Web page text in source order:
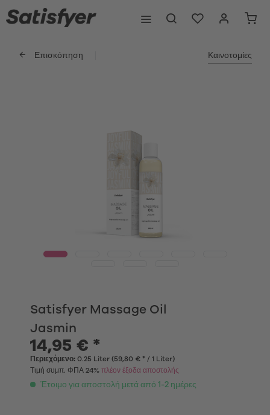
Επισκόπηση Καινοτομίες
Satisfyer Massage Oil
Jasmin
14,95 € *
Περιεχόμενο: 0.25 Liter (59,80 € * / 1 Liter)
Τιμή συμπ. ΦΠΑ 24% πλέον έξοδα αποστολής
Έτοιμο για αποστολή μετά από 1-2 ημέρες